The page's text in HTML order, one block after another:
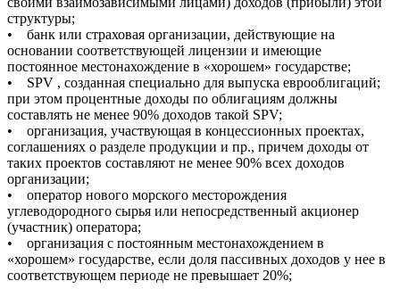
структуры;
• банк или страховая организации, действующие на
основании соответствующей лицензии и имеющие
постоянное местонахождение в «хорошем» государстве;
• SPV , созданная специально для выпуска еврооблигаций;
при этом процентные доходы по облигациям должны
составлять не менее 90% доходов такой SPV;
• организация, участвующая в концессионных проектах,
соглашениях о разделе продукции и пр., причем доходы от
таких проектов составляют не менее 90% всех доходов
организации;
• оператор нового морского месторождения
углеводородного сырья или непосредственный акционер
(участник) оператора;
• организация с постоянным местонахождением в
«хорошем» государстве, если доля пассивных доходов у нее в
соответствующем периоде не превышает 20%;